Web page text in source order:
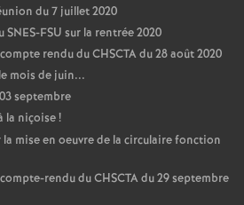
du 7 juillet 2020
FSU sur la rentrée 2020
rendu du CHSCTA du 28 août 2020
mois de juin...
septembre
la niçoise!
mise en oeuvre de la circulaire fonction
rendu du CHSCTA du 29 septembre